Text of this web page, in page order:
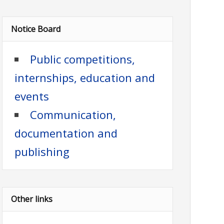
Notice Board
Public competitions,
internships, education and
events
Communication,
documentation and
publishing
Other links